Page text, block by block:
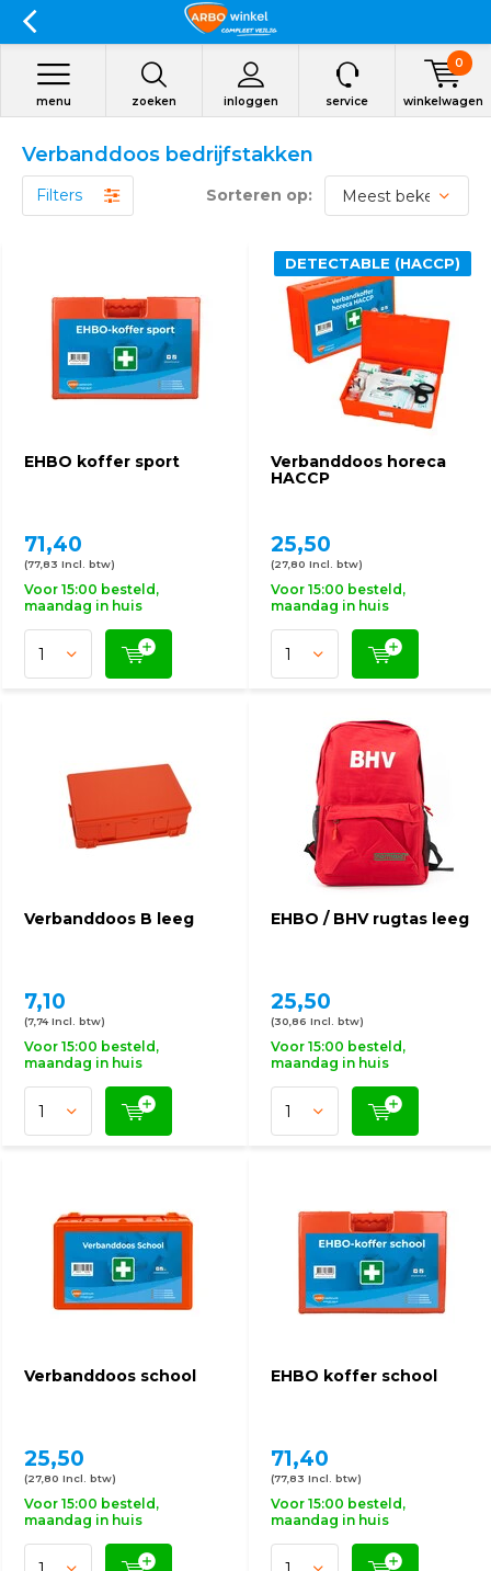
zoeken inloggen
menu service winkelwagen
0
Verbanddoos bedrijfstakken
Filters Sorteren op:
EHBO koffer sport
71,40
(77,83 Incl. btw)
Voor 15:00 besteld,
maandag in huis
Verbanddoos horeca
HACCP
DETECTABLE (HACCP)
25,50
(27,80 Incl. btw)
Voor 15:00 besteld,
maandag in huis
Verbanddoos B leeg
7,10
(7,74 Incl. btw)
Voor 15:00 besteld,
maandag in huis
EHBO / BHV rugtas leeg
25,50
(30,86 Incl. btw)
Voor 15:00 besteld,
maandag in huis
Verbanddoos school
25,50
(27,80 Incl. btw)
Voor 15:00 besteld,
maandag in huis
EHBO koffer school
71,40
(77,83 Incl. btw)
Voor 15:00 besteld,
maandag in huis